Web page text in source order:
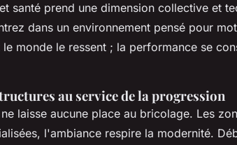
santé prend une dimension collective et
dans un environnement pensé pour
monde le ressent ; la performance se
au service de la progression
laisse aucune place au bricolage. Les
l'ambiance respire la modernité.